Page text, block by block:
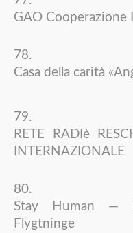
GAO Cooperazione
Casa della carità
RETE RADIè
INTERNAZIONALE
Stay Human —
Flygtninge